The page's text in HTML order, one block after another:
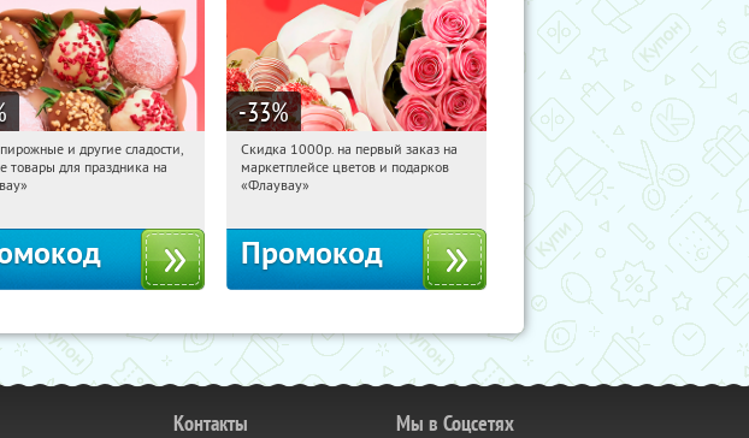
Получили:
и другие сладости,
товары для праздника на
-33%
20:55:04 Получили:
Россия
Скидка 1000р. на первый заказ на
маркетплейсе цветов и подарков
«Флаувау»
Промокод
Контакты Мы в Соцсетях